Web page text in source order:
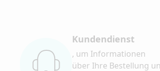
Kundendienst
, um Informationen
über Ihre Bestellung